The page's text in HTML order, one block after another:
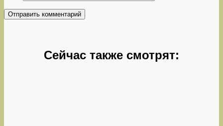
Сейчас также смотрят: